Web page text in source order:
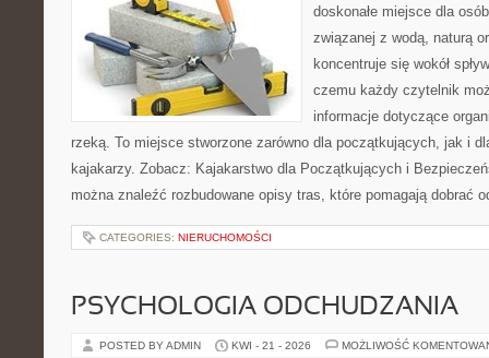
doskonałe miejsce dla
związanej z wodą, naturą
koncentruje się wokół
czemu każdy czytelnik
informacje dotyczące
rzeką. To miejsce stworzone zarówno dla początkujących, jak i
kajakarzy. Zobacz: Kajakarstwo dla Początkujących i
można znaleźć rozbudowane opisy tras, które pomagają dobrać
CATEGORIES: NIERUCHOMOŚCI
PSYCHOLOGIA ODCHUDZANIA
POSTED BY ADMIN KWI - 21 - 2026 MOŻLIWOŚĆ